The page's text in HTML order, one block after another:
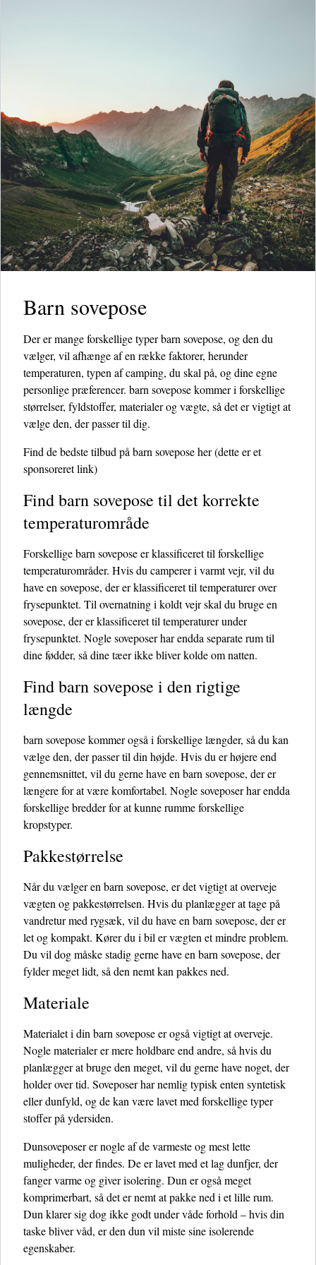
Barn sovepose
Der er mange forskellige typer barn sovepose, og den du
vælger, vil afhænge af en række faktorer, herunder
temperaturen, typen af ​​camping, du skal på, og dine egne
personlige præferencer. barn sovepose kommer i forskellige
størrelser, fyldstoffer, materialer og vægte, så det er vigtigt at
vælge den, der passer til dig.
Find de bedste tilbud på barn sovepose her(dette er et
sponsoreret link)
Find barn sovepose til det korrekte
temperaturområde
Forskellige barn sovepose er klassificeret til forskellige
temperaturområder. Hvis du camperer i varmt vejr, vil du
have en sovepose, der er klassificeret til temperaturer over
frysepunktet. Til overnatning i koldt vejr skal du bruge en
sovepose, der er klassificeret til temperaturer under
frysepunktet. Nogle soveposer har endda separate rum til
dine fødder, så dine tæer ikke bliver kolde om natten.
Find barn sovepose i den rigtige
længde
barn sovepose kommer også i forskellige længder, så du kan
vælge den, der passer til din højde. Hvis du er højere end
gennemsnittet, vil du gerne have en barn sovepose, der er
længere for at være komfortabel. Nogle soveposer har endda
forskellige bredder for at kunne rumme forskellige
kropstyper.
Pakkestørrelse
Når du vælger en barn sovepose, er det vigtigt at overveje
vægten og pakkestørrelsen. Hvis du planlægger at tage på
vandretur med rygsæk, vil du have en barn sovepose, der er
let og kompakt. Kører du i bil er vægten et mindre problem.
Du vil dog måske stadig gerne have en barn sovepose, der
fylder meget lidt, så den nemt kan pakkes ned.
Materiale
Materialet i din barn sovepose er også vigtigt at overveje.
Nogle materialer er mere holdbare end andre, så hvis du
planlægger at bruge den meget, vil du gerne have noget, der
holder over tid. Soveposer har nemlig typisk enten syntetisk
eller dunfyld, og de kan være lavet med forskellige typer
stoffer på ydersiden.
Dunsoveposer er nogle af de varmeste og mest lette
muligheder, der findes. De er lavet med et lag dunfjer, der
fanger varme og giver isolering. Dun er også meget
komprimerbart, så det er nemt at pakke ned i et lille rum.
Dun klarer sig dog ikke godt under våde forhold – hvis din
taske bliver våd, er den dun vil miste sine isolerende
egenskaber.